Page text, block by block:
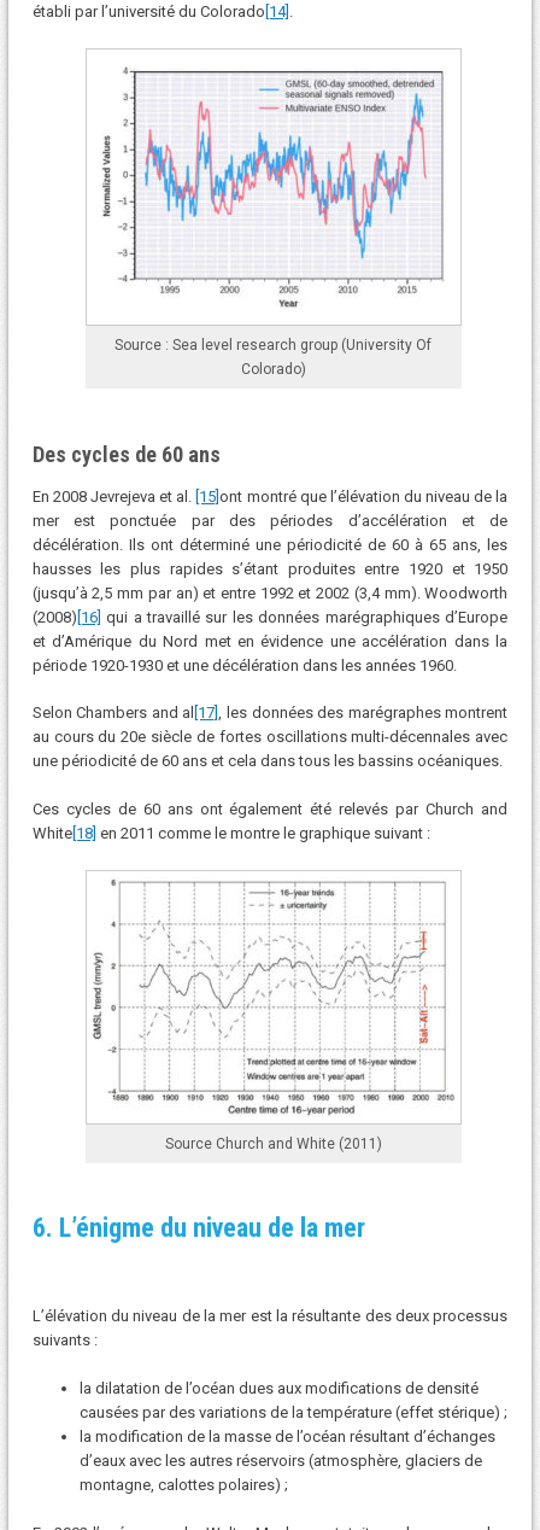
établi par l’université du Colorado [14]
Source : Sea level research group (University Of
Colorado)
Des cycles de 60 ans
En 2008 Jevrejeva et al. [15]ont montré que l’élévation du niveau de la
mer est ponctuée par des périodes d’accélération et de
décélération. Ils ont déterminé une périodicité de 60 à 65 ans, les
hausses les plus rapides s’étant produites entre 1920 et 1950
(jusqu’à 2,5 mm par an) et entre 1992 et 2002 (3,4 mm). Woodworth
(2008) [16] qui a travaillé sur les données marégraphiques d’Europe
et d’Amérique du Nord met en évidence une accélération dans la
période 1920-1930 et une décélération dans les années 1960.
Selon Chambers and al [17], les données des marégraphes montrent
au cours du 20e siècle de fortes oscillations multi-décennales avec
une périodicité de 60 ans et cela dans tous les bassins océaniques.
Ces cycles de 60 ans ont également été relevés par Church and
White[18] en 2011 comme le montre le graphique suivant :
Source Church and White (2011)
6. L’énigme du niveau de la mer
L’élévation du niveau de la mer est la résultante des deux processus
suivants :
la dilatation de l’océan dues aux modifications de densité
causées par des variations de la température (effet stérique) ;
la modification de la masse de l’océan résultant d’échanges
d’eaux avec les autres réservoirs (atmosphère, glaciers de
montagne, calottes polaires) ;